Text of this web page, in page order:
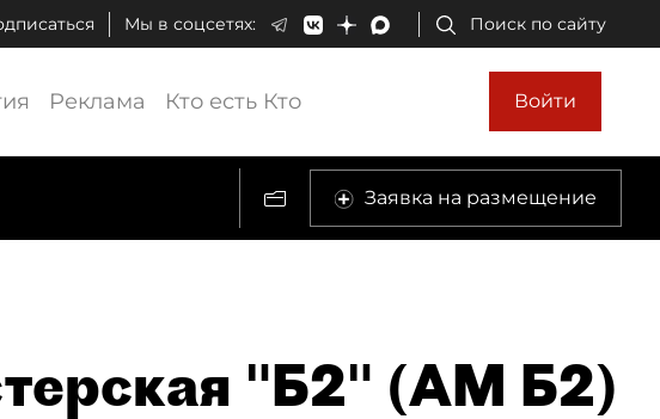
Мы в соцсетях: Поиск по сайту
Реклама Кто есть Кто Войти
Заявка на размещение
"Б2" (АМ Б2)